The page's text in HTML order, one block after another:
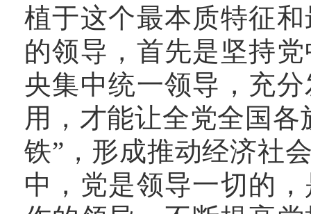
植于这个最本质特征
的领导，首先是坚持
央集中统一领导，充
用，才能让全党全国
铁”，形成推动经济社
中，党是领导一切的